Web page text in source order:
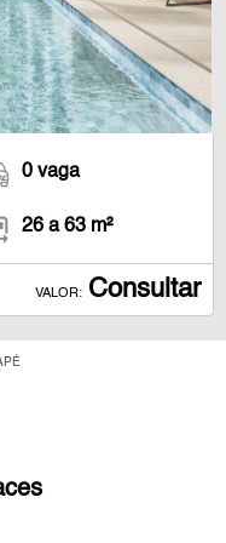
0 vaga
26 a 63 m²
VALOR: Consultar